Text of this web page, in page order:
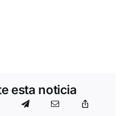
esta noticia